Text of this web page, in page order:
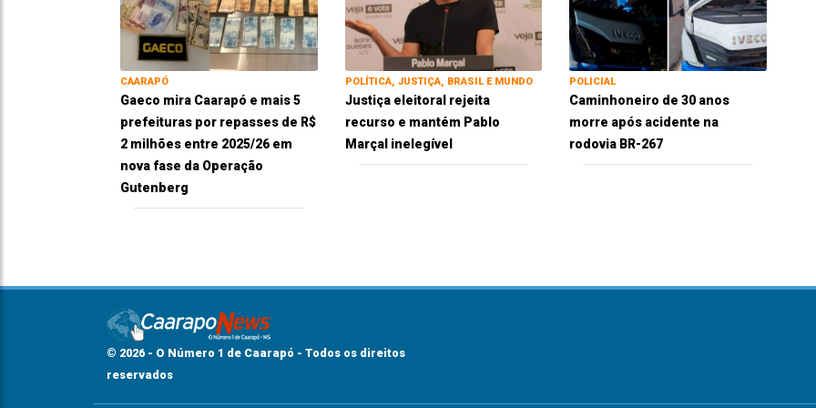
CAARAPÓ
Gaeco mira Caarapó e mais 5
prefeituras por repasses de R$
2 milhões entre 2025/26 em
nova fase da Operação
Gutenberg
POLÍTICA, JUSTIÇA, BRASIL E MUNDO
Justiça eleitoral rejeita
recurso e mantém Pablo
Marçal inelegível
POLICIAL
Caminhoneiro de 30 anos
morre após acidente na
rodovia BR-267
© 2026 - O Número 1 de Caarapó - Todos os direitos
reservados